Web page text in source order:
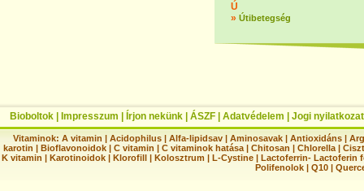
Ú
» Útibetegség
Bioboltok Impresszum Írjon nekünk ÁSZF Adatvédelem Jogi nyilatkozat
Vitaminok: A vitamin |Acidophilus |Alfa-lipidsav |Aminosavak |Antioxidáns |
karotin | Bioflavonoidok | C vitamin | C vitaminok hatása | Chitosan | Chlorella |
K vitamin | Karotinoidok | Klorofill | Kolosztrum | L-Cystine | Lactoferrin- Lactoferin
Polifenolok |Q10 |